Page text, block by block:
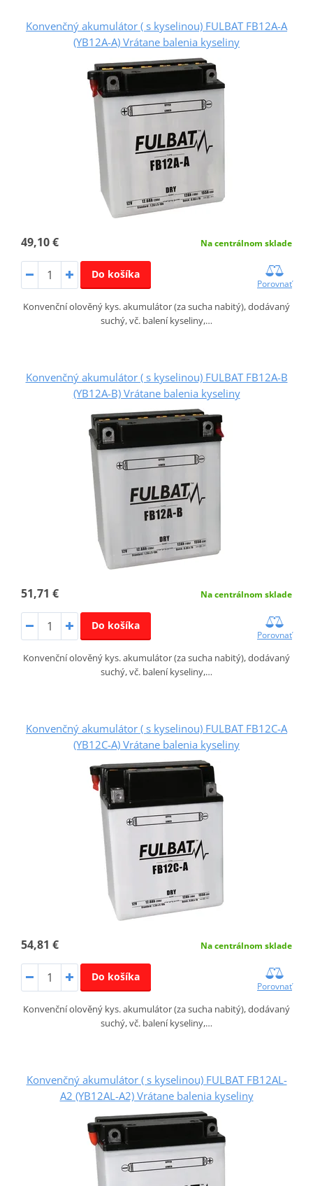
Konvenčný akumulátor ( s kyselinou) FULBAT FB12A-A
(YB12A-A) Vrátane balenia kyseliny
49,10 € Na centrálnom sklade
Do košíka
Porovnať
Konvenční olověný kys. akumulátor (za sucha nabitý), dodávaný
suchý, vč. balení kyseliny,…
Konvenčný akumulátor ( s kyselinou) FULBAT FB12A-B
(YB12A-B) Vrátane balenia kyseliny
51,71 € Na centrálnom sklade
Do košíka
Porovnať
Konvenční olověný kys. akumulátor (za sucha nabitý), dodávaný
suchý, vč. balení kyseliny,…
Konvenčný akumulátor ( s kyselinou) FULBAT FB12C-A
(YB12C-A) Vrátane balenia kyseliny
54,81 € Na centrálnom sklade
Do košíka
Porovnať
Konvenční olověný kys. akumulátor (za sucha nabitý), dodávaný
suchý, vč. balení kyseliny,…
Konvenčný akumulátor ( s kyselinou) FULBAT FB12AL-
A2 (YB12AL-A2) Vrátane balenia kyseliny